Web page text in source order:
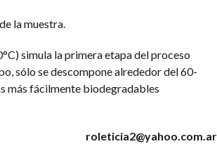
la muestra.
simula la primera etapa del proceso
sólo se descompone alrededor del 60-
más fácilmente biodegradables
roleticia2@yahoo.com.ar